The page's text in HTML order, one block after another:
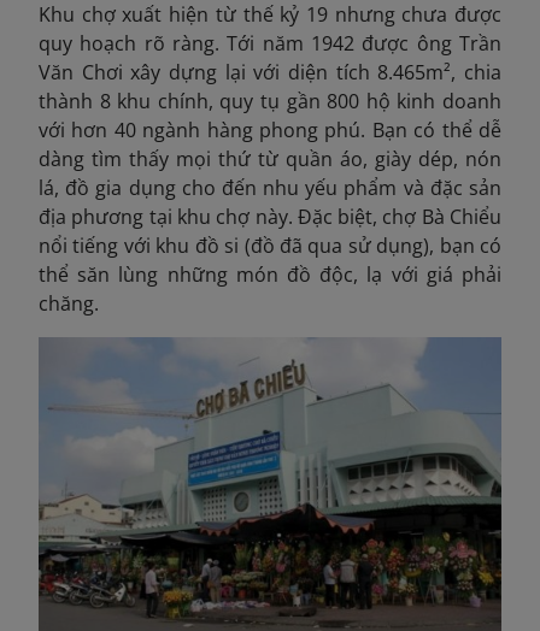
Khu chợ xuất hiện từ thế kỷ 19 nhưng chưa được
quy hoạch rõ ràng. Tới năm 1942 được ông Trần
Văn Chơi xây dựng lại với diện tích 8.465m², chia
thành 8 khu chính, quy tụ gần 800 hộ kinh doanh
với hơn 40 ngành hàng phong phú. Bạn có thể dễ
dàng tìm thấy mọi thứ từ quần áo, giày dép, nón
lá, đồ gia dụng cho đến nhu yếu phẩm và đặc sản
địa phương tại khu chợ này. Đặc biệt, chợ Bà Chiểu
nổi tiếng với khu đồ si (đồ đã qua sử dụng), bạn có
thể săn lùng những món đồ độc, lạ với giá phải
chăng.